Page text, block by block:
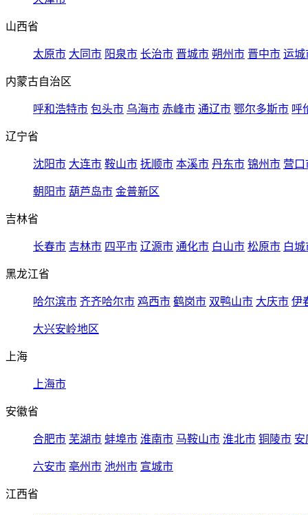
山西省
太原市 大同市 阳泉市 长治市 晋城市 朔州市 晋中市 运城
内蒙古自治区
呼和浩特市 包头市 乌海市 赤峰市 通辽市 鄂尔多斯市 呼
辽宁省
沈阳市 大连市 鞍山市 抚顺市 本溪市 丹东市 锦州市 营口
朝阳市 葫芦岛市 金普新区
吉林省
长春市 吉林市 四平市 辽源市 通化市 白山市 松原市 白城
黑龙江省
哈尔滨市 齐齐哈尔市 鸡西市 鹤岗市 双鸭山市 大庆市 伊
大兴安岭地区
上海
上海市
安徽省
合肥市 芜湖市 蚌埠市 淮南市 马鞍山市 淮北市 铜陵市 安
六安市 亳州市 池州市 宣城市
江西省